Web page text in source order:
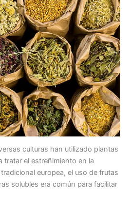
culturas han utilizado plantas
tratar el estreñimiento en la
europea, el uso de frutas
solubles era común para facilitar